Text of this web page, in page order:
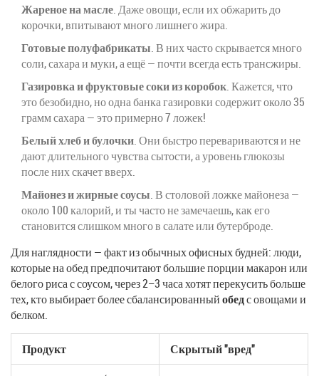
Жареное на масле. Даже овощи, если их обжарить до
корочки, впитывают много лишнего жира.
Готовые полуфабрикаты. В них часто скрывается много
соли, сахара и муки, а ещё — почти всегда есть трансжиры.
Газировка и фруктовые соки из коробок. Кажется, что
это безобидно, но одна банка газировки содержит около 35
грамм сахара — это примерно 7 ложек!
Белый хлеб и булочки. Они быстро перевариваются и не
дают длительного чувства сытости, а уровень глюкозы
после них скачет вверх.
Майонез и жирные соусы. В столовой ложке майонеза —
около 100 калорий, и ты часто не замечаешь, как его
становится слишком много в салате или бутерброде.
Для наглядности — факт из обычных офисных будней: люди,
которые на обед предпочитают большие порции макарон или
белого риса с соусом, через 2–3 часа хотят перекусить больше
тех, кто выбирает более сбалансированныйобедс овощами и
белком.
Продукт
Скрытый "вред"